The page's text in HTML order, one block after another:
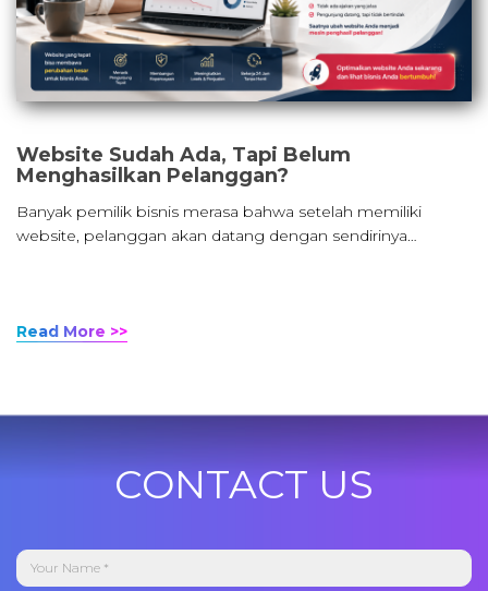
Website Sudah Ada, Tapi Belum
Menghasilkan Pelanggan?
Banyak pemilik bisnis merasa bahwa setelah memiliki
website, pelanggan akan datang dengan sendirinya…
Read More >>
CONTACT US